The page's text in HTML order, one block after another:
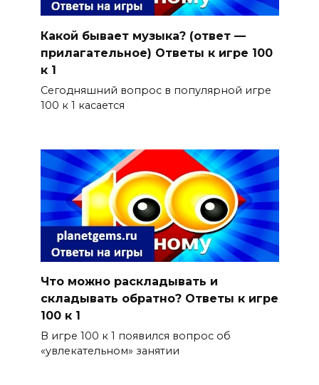
Какой бывает музыка? (ответ —
прилагательное) Ответы к игре 100
к 1
Сегодняшний вопрос в популярной игре
100 к 1 касается
Что можно раскладывать и
складывать обратно? Ответы к игре
100 к 1
В игре 100 к 1 появился вопрос об
«увлекательном» занятии